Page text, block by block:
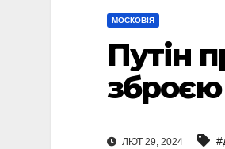
МОСКОВІЯ
Путін
зброєю
ЛЮТ 29, 2024